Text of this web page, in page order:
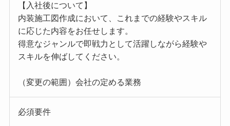
【入社後について】
内装施工図作成において、これまでの経験やスキル
に応じた内容をお任せします。
得意なジャンルで即戦力として活躍しながら経験や
スキルを伸ばしてください。
（変更の範囲）会社の定める業務
必須要件